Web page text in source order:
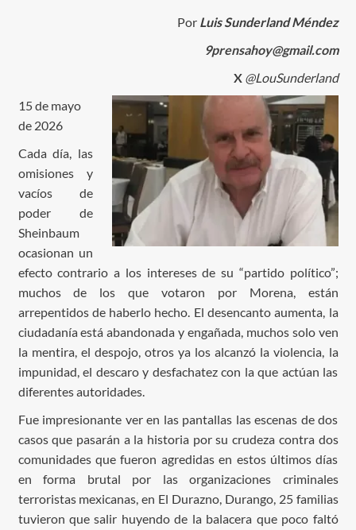
Por Luis Sunderland Méndez
9prensahoy@gmail.com
X @LouSunderland
15 de mayo
de 2026
Cada día, las
omisiones y
vacíos de
poder de
Sheinbaum
ocasionan un
efecto contrario a los intereses de su “partido político”;
muchos de los que votaron por Morena, están
arrepentidos de haberlo hecho. El desencanto aumenta, la
ciudadanía está abandonada y engañada, muchos solo ven
la mentira, el despojo, otros ya los alcanzó la violencia, la
impunidad, el descaro y desfachatez con la que actúan las
diferentes autoridades.
Fue impresionante ver en las pantallas las escenas de dos
casos que pasarán a la historia por su crudeza contra dos
comunidades que fueron agredidas en estos últimos días
en forma brutal por las organizaciones criminales
terroristas mexicanas, en El Durazno, Durango, 25 familias
tuvieron que salir huyendo de la balacera que poco faltó